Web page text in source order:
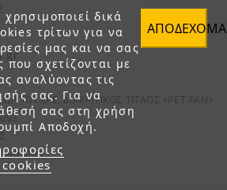
δικά
τρίτων για να
μας και να σας
που σχετίζονται με
αναλύοντας τις
σας. Για να
σας στη χρήση
Αποδοχή.
Ο.Ε. ΔΙΑΚΡΙΤΙΚΟΣ ΤΙΤΛΟΣ «PET FAN»